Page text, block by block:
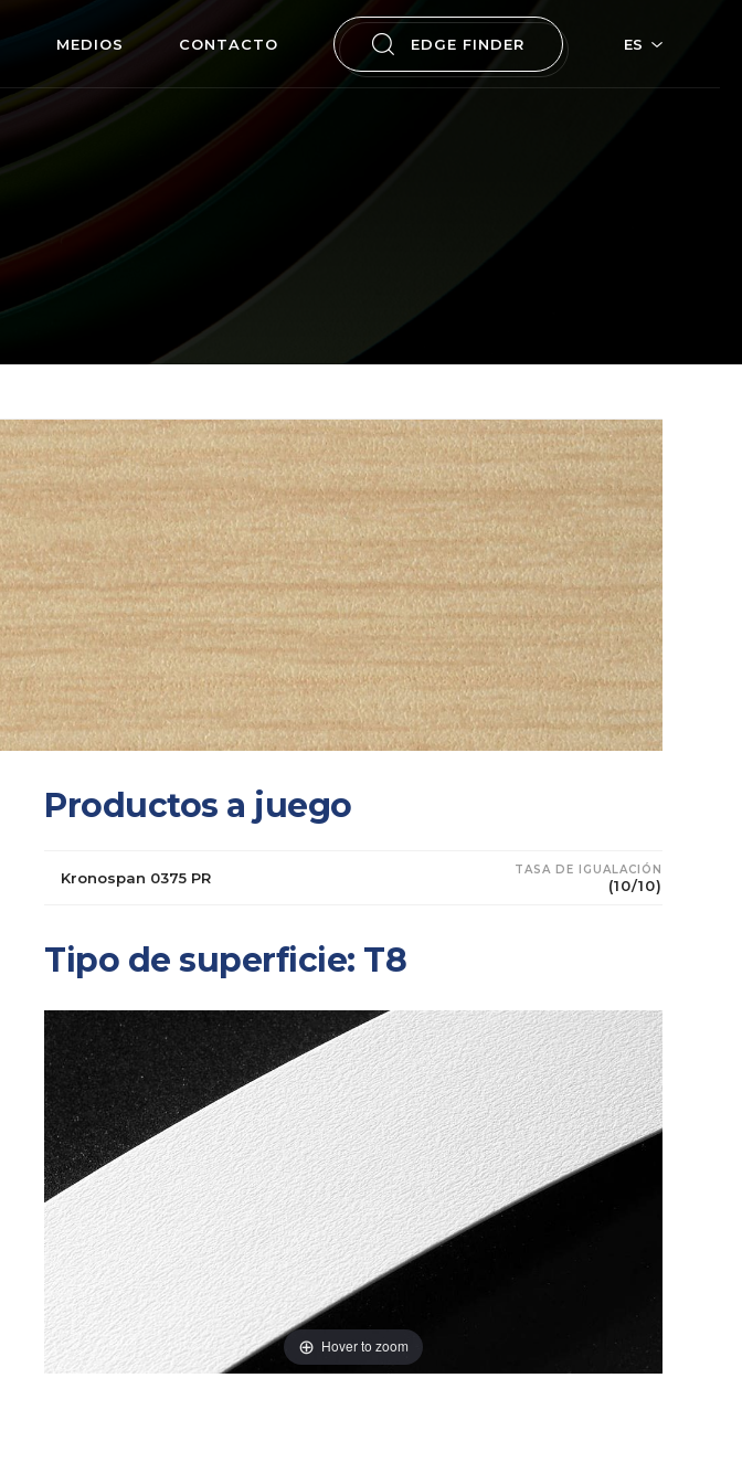
ES
EDGE FINDER
MEDIOS CONTACTO
Productos a juego
Kronospan 0375 PR TASA DE IGUALACIÓN
(10/10)
Tipo de superficie: T8
Hover to zoom